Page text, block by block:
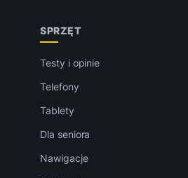
SPRZĘT
Testy i opinie
Telefony
Tablety
Dla seniora
Nawigacje